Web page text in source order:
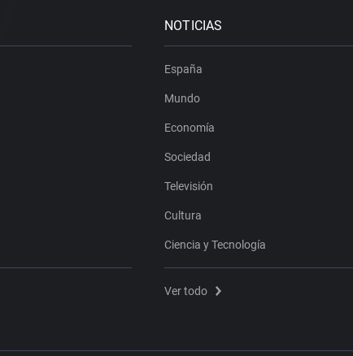
NOTICIAS
España
Mundo
Economía
Sociedad
Televisión
Cultura
Ciencia y Tecnología
Ver todo